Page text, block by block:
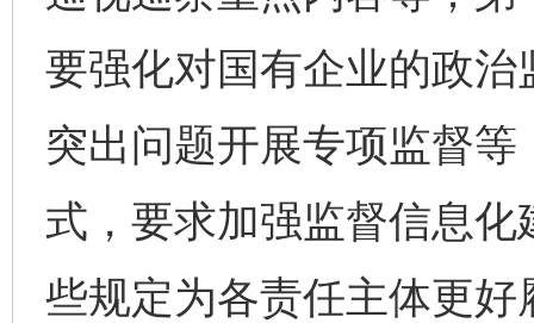
要强化对国有企业的政
突出问题开展专项监督
式，要求加强监督信息
些规定为各责任主体更